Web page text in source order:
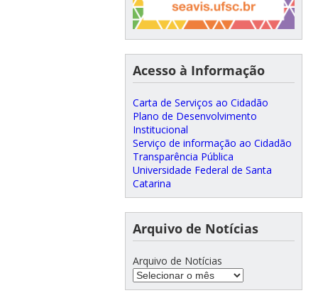
Acesso à Informação
Carta de Serviços ao Cidadão
Plano de Desenvolvimento
Institucional
Serviço de informação ao Cidadão
Transparência Pública
Universidade Federal de Santa
Catarina
Arquivo de Notícias
Arquivo de Notícias